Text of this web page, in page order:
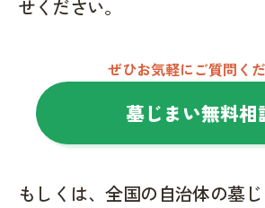
せください。
ぜひお気軽にご質問く
墓じまい無料相
もしくは、全国の自治体の墓